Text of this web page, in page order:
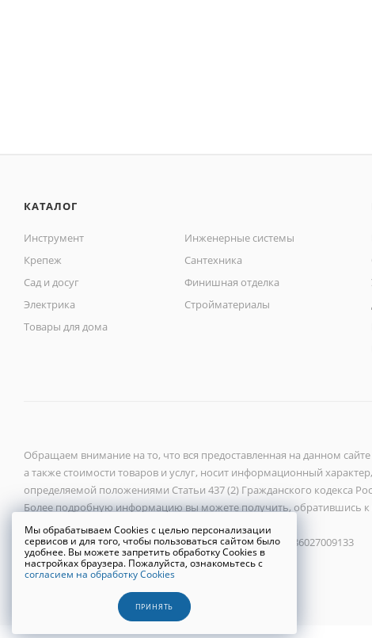
КАТАЛОГ
Инструмент
Инженерные системы
Крепеж
Сантехника
Сад и досуг
Финишная отделка
Электрика
Стройматериалы
Товары для дома
Обращаем внимание на то, что вся предоставленная на данном
а также стоимости товаров и услуг, носит информационный
определяемой положениями Статьи 437 (2) Гражданского кодекса
Более подробную информацию вы можете получить, обратившись
ООО «Новый город» 2026 ©, ИНН 6027118272, ОГРН 1086027009133
Политика конфиденциальности
Мы обрабатываем Cookies с целью персонализации
сервисов и для того, чтобы пользоваться сайтом было
удобнее. Вы можете запретить обработку Cookies в
настройках браузера. Пожалуйста, ознакомьтесь с
согласием на обработку Cookies
ПРИНЯТЬ